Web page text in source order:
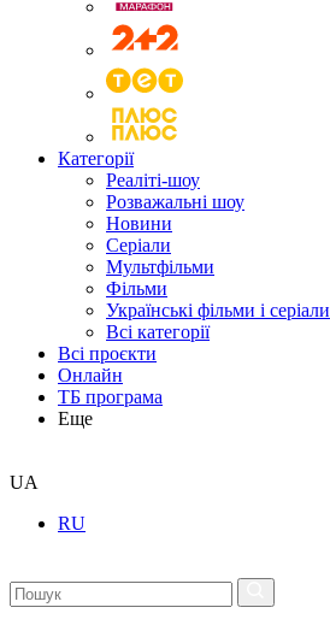
Категорії
Реаліті-шоу
Розважальні шоу
Новини
Серіали
Мультфільми
Фільми
Українські фільми і серіали
Всі категорії
Всі проєкти
Онлайн
ТБ програма
Еще
UA
RU